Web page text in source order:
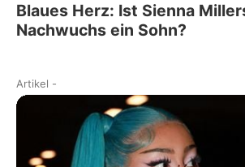
Blaues Herz: Ist Sienna
Nachwuchs ein Sohn?
Artikel -